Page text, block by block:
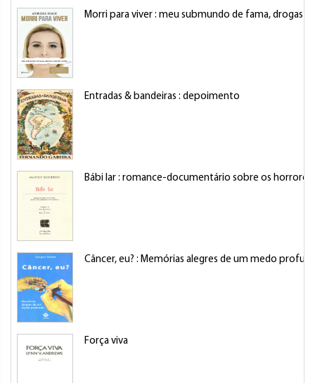
Morri para viver : meu submundo de fama, drogas
Entradas & bandeiras : depoimento
Bábi Iar : romance-documentário sobre os horrores
Câncer, eu? : Memórias alegres de um medo
Força viva